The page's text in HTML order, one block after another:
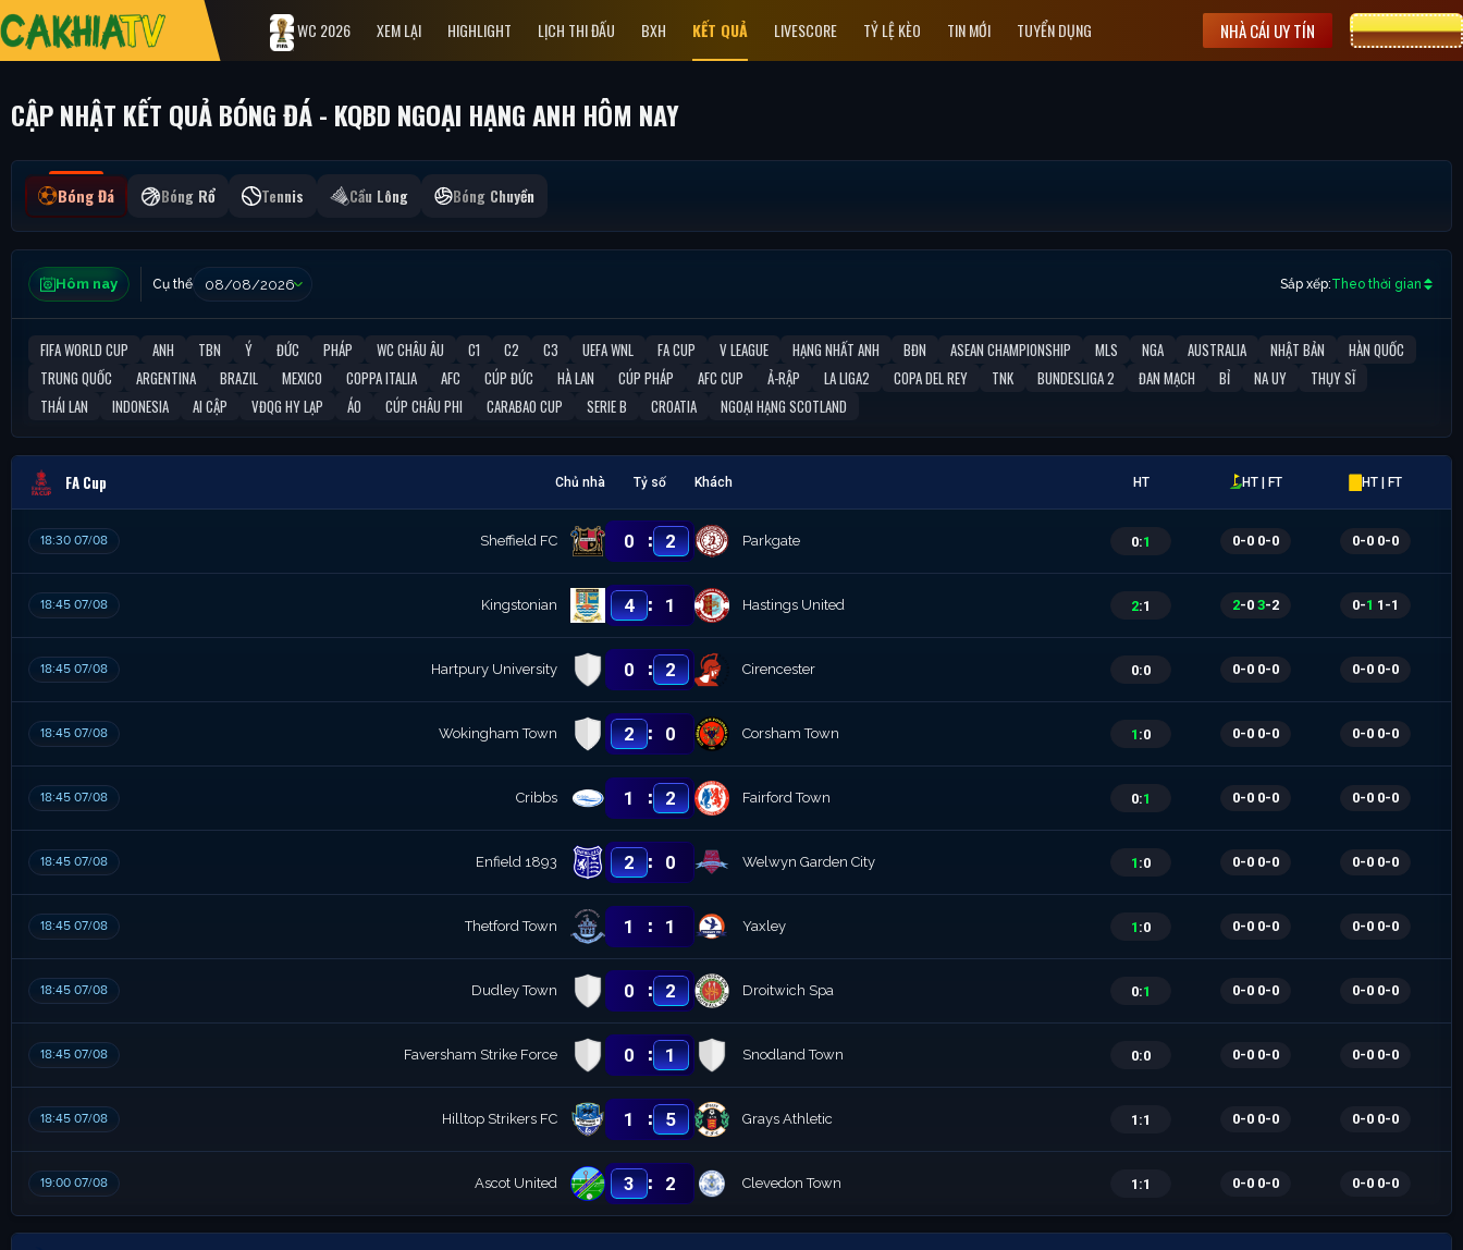
NHÀ CÁI UY TÍN CƯỢC 8XBET
WC 2026 XEM LẠI HIGHLIGHT LỊCH THI ĐẤU BXH KẾT QUẢ LIVESCORE TỶ LỆ KÈO TIN MỚI TUYỂN DỤNG
CẬP NHẬT KẾT QUẢ BÓNG ĐÁ - KQBD NGOẠI HẠNG ANH HÔM NAY
Bóng Đá Bóng Rổ Tennis Cầu Lông Bóng Chuyền
Hôm nay Cụ thể Sắp xếp:Theo thời gian
FIFA WORLD CUP ANH TBN Ý ĐỨC PHÁP WC CHÂU ÂU C1 C2 C3 UEFA WNL FA CUP V LEAGUE HẠNG NHẤT ANH BĐN ASEAN CHAMPIONSHIP MLS NGA AUSTRALIA NHẬT BẢN
HÀN QUỐC
TRUNG QUỐC
ARGENTINA BRAZIL MEXICO COPPA ITALIA AFC CÚP ĐỨC HÀ LAN CÚP PHÁP AFC CUP Ả-RẬP LA LIGA2 COPA DEL REY TNK BUNDESLIGA 2 ĐAN MẠCH BỈ NA UY
THỤY SĨ
THÁI LAN
INDONESIA AI CẬP VĐQG HY LẠP ÁO CÚP CHÂU PHI CARABAO CUP SERIE B CROATIA NGOẠI HẠNG SCOTLAND
FA Cup Chủ nhà Tỷ số Khách HT HT | FT HT | FT
18:30 07/08 Sheffield FC 0 : 2 Parkgate 0:1 0-0| 0-0 0-0| 0-0
18:45 07/08 Kingstonian 4 : 1 Hastings United 2:1 2-0| 3-2 0-1 1 -1
18:45 07/08 Hartpury University 0 : 2 Cirencester 0:0 0-0| 0-0 0-0| 0-0
18:45 07/08 Wokingham Town 2 : 0 Corsham Town 1 :0 0-0| 0-0 0-0| 0-0
18:45 07/08 Cribbs 1 : 2 Fairford Town 0:1 0-0| 0-0 0-0| 0-0
18:45 07/08 Enfield 1893 2 : 0 Welwyn Garden City 1 :0 0-0| 0-0 0-0| 0-0
18:45 07/08 Thetford Town 1 : 1 Yaxley 1 :0 0-0| 0-0 0-0| 0-0
18:45 07/08 Dudley Town 0 : 2 Droitwich Spa 0:1 0-0| 0-0 0-0| 0-0
18:45 07/08 Faversham Strike Force 0 : 1 Snodland Town 0:0 0-0| 0-0 0-0| 0-0
18:45 07/08 Hilltop Strikers FC 1 : 5 Grays Athletic 1 :1 0-0| 0-0 0-0| 0-0
19:00 07/08 Ascot United 3 : 2 Clevedon Town 1 :1 0-0| 0-0 0-0| 0-0